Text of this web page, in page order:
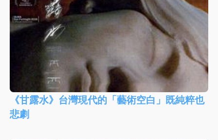
《甘露水》台灣現代的「藝術空白」既純粹也
悲劇